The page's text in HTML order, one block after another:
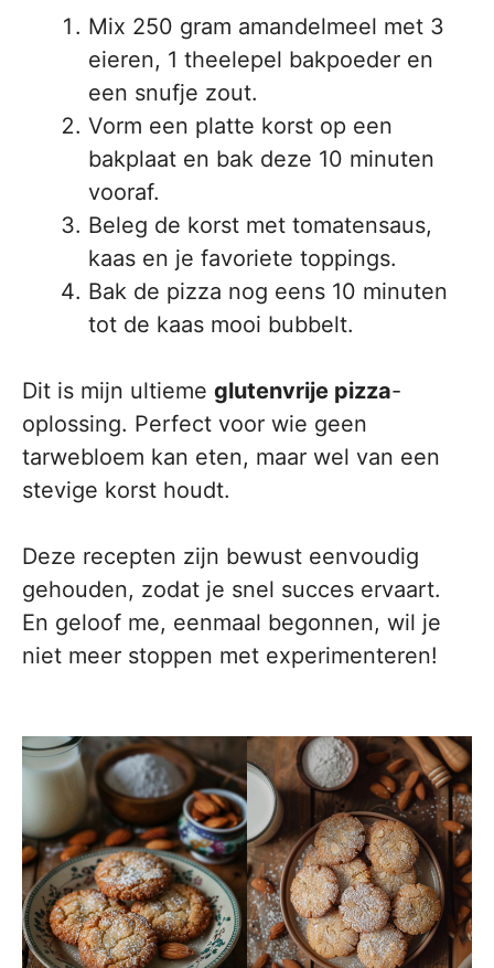
Mix 250 gram amandelmeel met 3
eieren, 1 theelepel bakpoeder en
een snufje zout.
Vorm een platte korst op een
bakplaat en bak deze 10 minuten
vooraf.
Beleg de korst met tomatensaus,
kaas en je favoriete toppings.
Bak de pizza nog eens 10 minuten
tot de kaas mooi bubbelt.
Dit is mijn ultieme glutenvrije pizza-
oplossing. Perfect voor wie geen
tarwebloem kan eten, maar wel van een
stevige korst houdt.
Deze recepten zijn bewust eenvoudig
gehouden, zodat je snel succes ervaart.
En geloof me, eenmaal begonnen, wil je
niet meer stoppen met experimenteren!